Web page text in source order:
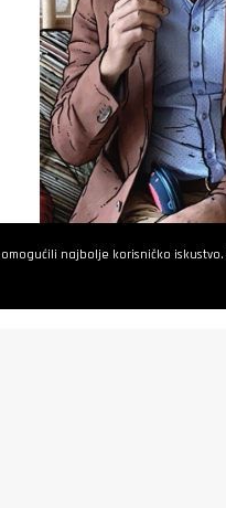
najbolje korisničko